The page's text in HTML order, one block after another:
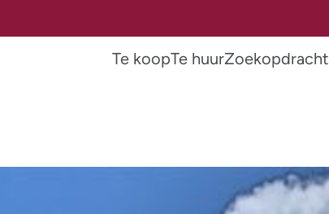
Te koopTe huurZoekopdracht